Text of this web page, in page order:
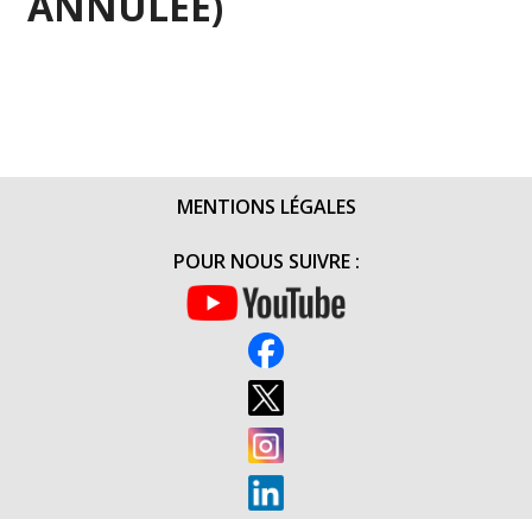
MENTIONS LÉGALES
POUR NOUS SUIVRE :